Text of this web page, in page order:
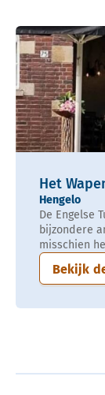
Het
Hengelo
De Engelse
bijzondere
misschien
Bekijk